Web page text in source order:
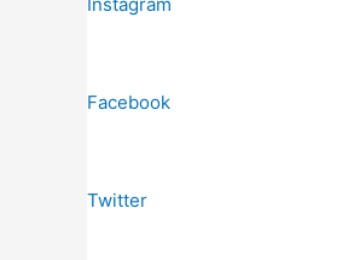
Facebook
Twitter